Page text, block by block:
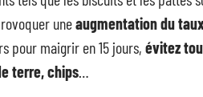
uneaugmentation du
pour maigrir en 15 jours, évitez
terre, chips…